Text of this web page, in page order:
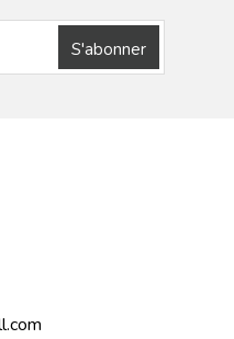
S'abonner